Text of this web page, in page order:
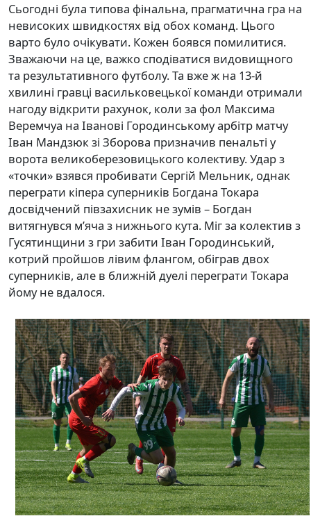
Сьогодні була типова фінальна, прагматична гра на
невисоких швидкостях від обох команд. Цього
варто було очікувати. Кожен боявся помилитися.
Зважаючи на це, важко сподіватися видовищного
та результативного футболу. Та вже ж на 13-й
хвилині гравці васильковецької команди отримали
нагоду відкрити рахунок, коли за фол Максима
Веремчуа на Іванові Городинському арбітр матчу
Іван Мандзюк зі Зборова призначив пенальті у
ворота великоберезовицького колективу. Удар з
«точки» взявся пробивати Сергій Мельник, однак
переграти кіпера суперників Богдана Токара
досвідчений півзахисник не зумів – Богдан
витягнувся м’яча з нижнього кута. Міг за колектив з
Гусятинщини з гри забити Іван Городинський,
котрий пройшов лівим флангом, обіграв двох
суперників, але в ближній дуелі переграти Токара
йому не вдалося.